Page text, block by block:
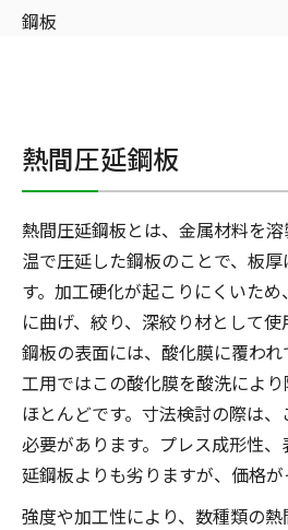
鋼板
熱間圧延鋼板
熱間圧延鋼板とは、金属材料を
温で圧延した鋼板のことで、板
す。加工硬化が起こりにくいた
に曲げ、絞り、深絞り材として
鋼板の表面には、酸化膜に覆わ
工用ではこの酸化膜を酸洗によ
ほとんどです。寸法検討の際は
必要があります。プレス成形性
延鋼板よりも劣りますが、価格が
強度や加工性により、数種類の熱